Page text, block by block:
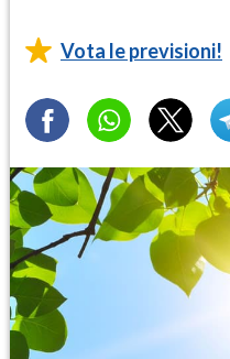
Vota le previsioni!